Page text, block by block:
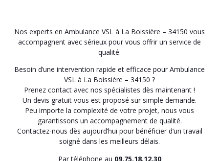
Nos experts en Ambulance VSL à La Boissière – 34150 vous
accompagnent avec sérieux pour vous offrir un service de
qualité.
Besoin d’une intervention rapide et efficace pour Ambulance
VSL à La Boissière – 34150 ?
Prenez contact avec nos spécialistes dès maintenant !
Un devis gratuit vous est proposé sur simple demande.
Peu importe la complexité de votre projet, nous vous
garantissons un accompagnement de qualité.
Contactez-nous dès aujourd’hui pour bénéficier d’un travail
soigné dans les meilleurs délais.
Par téléphone au 09.75.18.12.30